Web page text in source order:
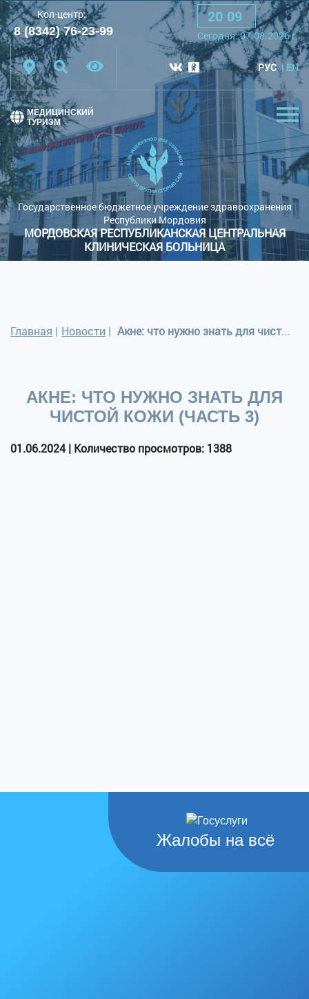
Шрифт: A A A
Цветовая схема: Черная схема
Обычный сайт
Кол-центр:
8 (8342) 76-23-99
20 09
Cегодня:07.08.2026г.
РУС EN
Государственное бюджетное учреждение здравоохранения
Республики Мордовия
МОРДОВСКАЯ РЕСПУБЛИКАНСКАЯ ЦЕНТРАЛЬНАЯ
КЛИНИЧЕСКАЯ БОЛЬНИЦА
МЕДИЦИНСКИЙ
ТУРИЗМ
Главная | Новости | Акне: что нужно знать для чистой кожи (часть 3)
АКНЕ: ЧТО НУЖНО ЗНАТЬ ДЛЯ
ЧИСТОЙ КОЖИ (ЧАСТЬ 3)
01.06.2024 | Количество просмотров: 1388
Жалобы на всё